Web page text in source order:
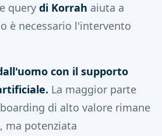
query di Korrah aiuta a
è necessario l'intervento
con il supporto
La maggior parte
di alto valore rimane
ma potenziata